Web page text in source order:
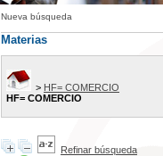
Nueva búsqueda
Materias
> HF= COMERCIO
HF= COMERCIO
Refinar búsqueda